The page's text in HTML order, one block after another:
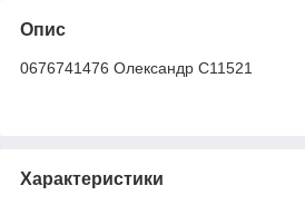
Опис
0676741476 Олександр C11521
Характеристики